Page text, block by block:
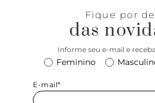
Fique por
das
Informe seu e-mail e
Feminino
E-mail*